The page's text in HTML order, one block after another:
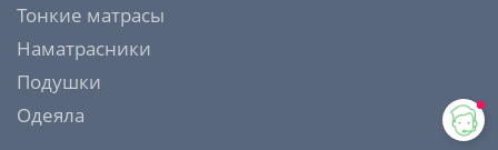
Тонкие матрасы
Наматрасники
Подушки
Одеяла